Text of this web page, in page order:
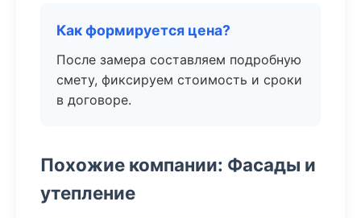
Как формируется цена?
После замера составляем подробную
смету, фиксируем стоимость и сроки
в договоре.
Похожие компании: Фасады и
утепление